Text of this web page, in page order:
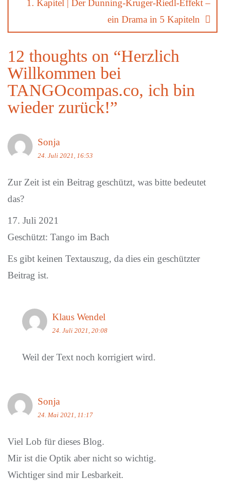
1. Kapitel | Der Dunning-Kruger-Riedl-Effekt –
ein Drama in 5 Kapiteln
12 thoughts on “Herzlich
Willkommen bei
TANGOcompas.co, ich bin
wieder zurück!”
Sonja
24. Juli 2021, 16:53
Zur Zeit ist ein Beitrag geschützt, was bitte bedeutet
das?
17. Juli 2021
Geschützt: Tango im Bach
Es gibt keinen Textauszug, da dies ein geschützter
Beitrag ist.
Klaus Wendel
24. Juli 2021, 20:08
Weil der Text noch korrigiert wird.
Sonja
24. Mai 2021, 11:17
Viel Lob für dieses Blog.
Mir ist die Optik aber nicht so wichtig.
Wichtiger sind mir Lesbarkeit.